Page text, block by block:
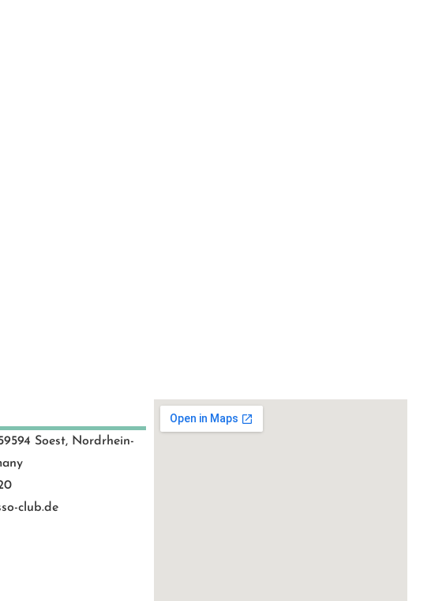
Soest, Nordrhein-
club.de